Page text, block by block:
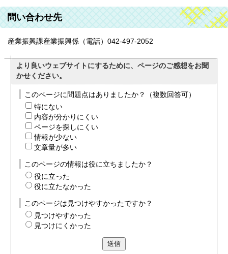
問い合わせ先
産業振興課産業振興係（電話）042-497-2052
より良いウェブサイトにするために、ページのご感想をお聞
かせください。
このページに問題点はありましたか？（複数回答可）
特にない
内容が分かりにくい
ページを探しにくい
情報が少ない
文章量が多い
このページの情報は役に立ちましたか？
役に立った
役に立たなかった
このページは見つけやすかったですか？
見つけやすかった
見つけにくかった
送信